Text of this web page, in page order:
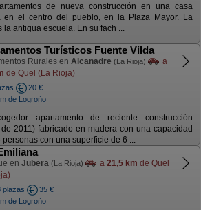
de nueva construcción en una casa
en el centro del pueblo, en la Plaza Mayor. La
la antigua escuela. En su fach ...
Turísticos Fuente Vilda
Rurales en Alcanadre (La Rioja)
a
de Quel (La Rioja)
20 €
de Logroño
apartamento de reciente construcción
de 2011) fabricado en madera con una capacidad
personas con una superficie de 6 ...
en Jubera (La Rioja) a 21,5 km de Quel
plazas
35 €
de Logroño